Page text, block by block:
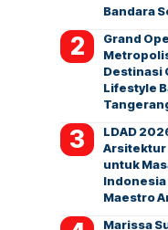
Bandara
Grand
Destinasi
Lifestyle
LDAD
Arsitektur
untuk
Maestro
Marissa